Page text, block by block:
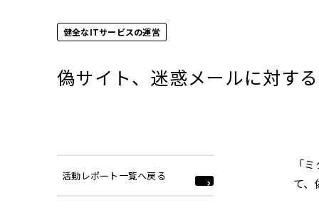
健全なITサービスの運営
偽サイト、迷惑メールに対す
活動レポート一覧へ戻る
「
て、